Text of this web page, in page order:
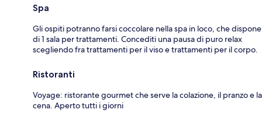
Spa
Gli ospiti potranno farsi coccolare nella spa in loco, che dispone
di 1 sala per trattamenti. Concediti una pausa di puro relax
scegliendo fra trattamenti per il viso e trattamenti per il corpo.
Ristoranti
Voyage: ristorante gourmet che serve la colazione, il pranzo e la
cena. Aperto tutti i giorni